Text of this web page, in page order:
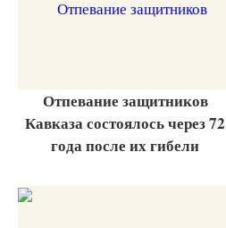
Отпевание защитников
Кавказа состоялось через 72
года после их гибели